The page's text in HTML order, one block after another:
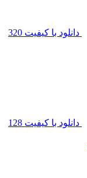
دانلود با کیفیت 320
دانلود با کیفیت 128